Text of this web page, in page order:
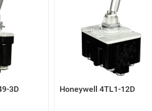
3D Honeywell 4TL1-12D